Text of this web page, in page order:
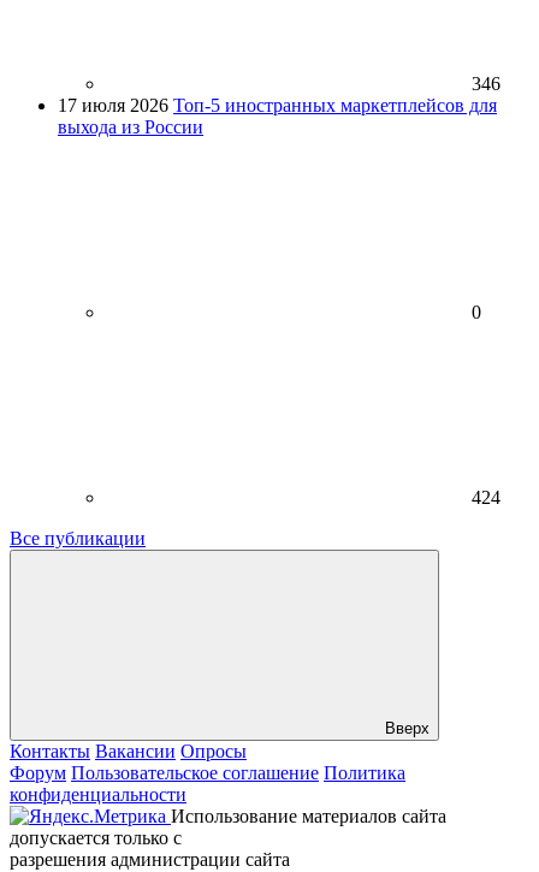
346
17 июля 2026 Топ-5 иностранных маркетплейсов для
выхода из России
0
424
Все публикации
Вверх
Контакты Вакансии Опросы
Форум Пользовательское соглашение Политика
конфиденциальности
Использование материалов сайта
допускается только с
разрешения администрации сайта